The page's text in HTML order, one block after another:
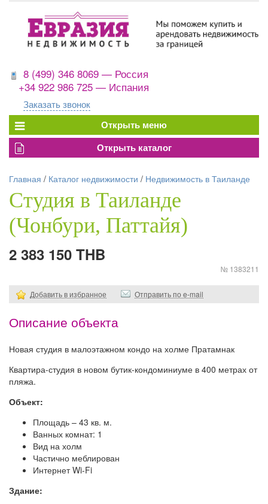
8 (499) 346 8069 — Россия
+34 922 986 725 — Испания
Заказать звонок
Главная / Каталог недвижимости / Недвижимость в Таиланде
Студия в Таиланде
(Чонбури, Паттайя)
2 383 150 THB
№ 1383211
Добавить в избранное Отправить по e-mail
Описание объекта
Новая студия в малоэтажном кондо на холме Пратамнак
Квартира-студия в новом бутик-кондоминиуме в 400 метрах от
пляжа.
Объект:
Площадь – 43 кв. м.
Ванных комнат: 1
Вид на холм
Частично меблирован
Интернет Wi-Fi
Здание: